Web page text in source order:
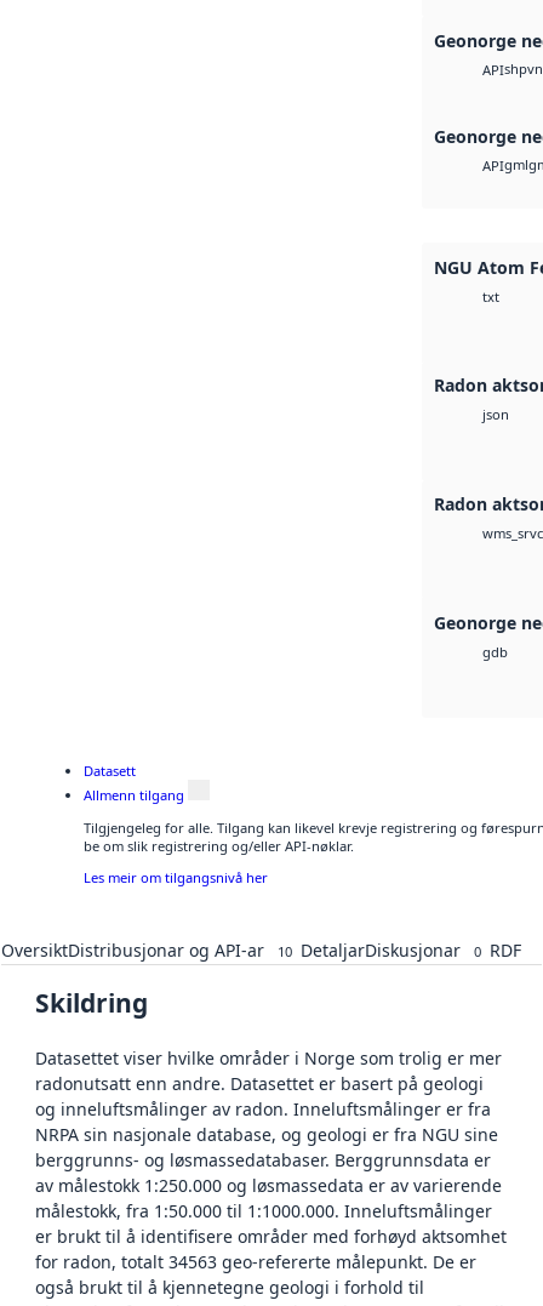
Geonorge
APIshp
Geonorge
APIgml
NGU Atom
txt
Radon
json
Radon
wms_srvc
Geonorge
gdb
Datasett
Allmenn tilgang
Tilgjengeleg for alle. Tilgang kan likevel krevje registrering og
be om slik registrering og/eller API-nøklar.
Les meir om tilgangsnivå her
OversiktDistribusjonar og API-ar 10 DetaljarDiskusjonar 0 RDF
Skildring
Datasettet viser hvilke områder i Norge som trolig er mer
radonutsatt enn andre. Datasettet er basert på geologi
og inneluftsmålinger av radon. Inneluftsmålinger er fra
NRPA sin nasjonale database, og geologi er fra NGU sine
berggrunns- og løsmassedatabaser. Berggrunnsdata er
av målestokk 1:250.000 og løsmassedata er av varierende
målestokk, fra 1:50.000 til 1:1000.000. Inneluftsmålinger
er brukt til å identifisere områder med forhøyd aktsomhet
for radon, totalt 34563 geo-refererte målepunkt. De er
også brukt til å kjennetegne geologi i forhold til